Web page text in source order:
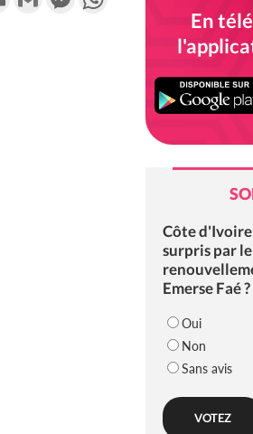
En
Côte
surpris par
Emerse Faé ?
Oui
Non
Sans avis